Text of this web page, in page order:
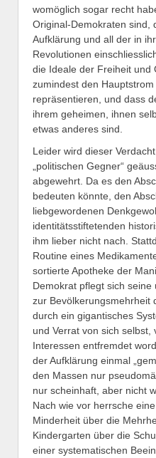
womöglich sogar recht
Original-Demokraten sind,
Aufklärung und all der in
Revolutionen
die Ideale der Freiheit und
zumindest den
repräsentieren, und dass
ihrem geheimen, ihnen
etwas anderes sind.
Leider wird dieser
„politischen Gegner“
abgewehrt. Da es den
bedeuten könnte, den
liebgewordenen
identitätsstiftetenden
ihm lieber nicht nach.
Routine eines
sortierte Apotheke der
Demokrat pflegt sich
zur Bevölkerungsmehrheit
durch ein gigantisches
und Verrat von sich selbst,
Interessen entfremdet
der Aufklärung einmal
den Massen nur
nur scheinhaft, aber nicht
Nach wie vor herrsche
Minderheit über die
Kindergarten über die
einer systematischen